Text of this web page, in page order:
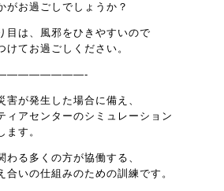
がお過ごしでしょうか？
目は、風邪をひきやすいので
けてお過ごしください。
害が発生した場合に備え、
ィアセンターのシミュレーション
ます。
わる多くの方が協働する、
合いの仕組みのための訓練です。